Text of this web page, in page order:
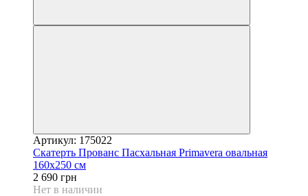
Артикул: 175022
Скатерть Прованс Пасхальная Рrimavera овальная
160х250 см
2 690 грн
Нет в наличии